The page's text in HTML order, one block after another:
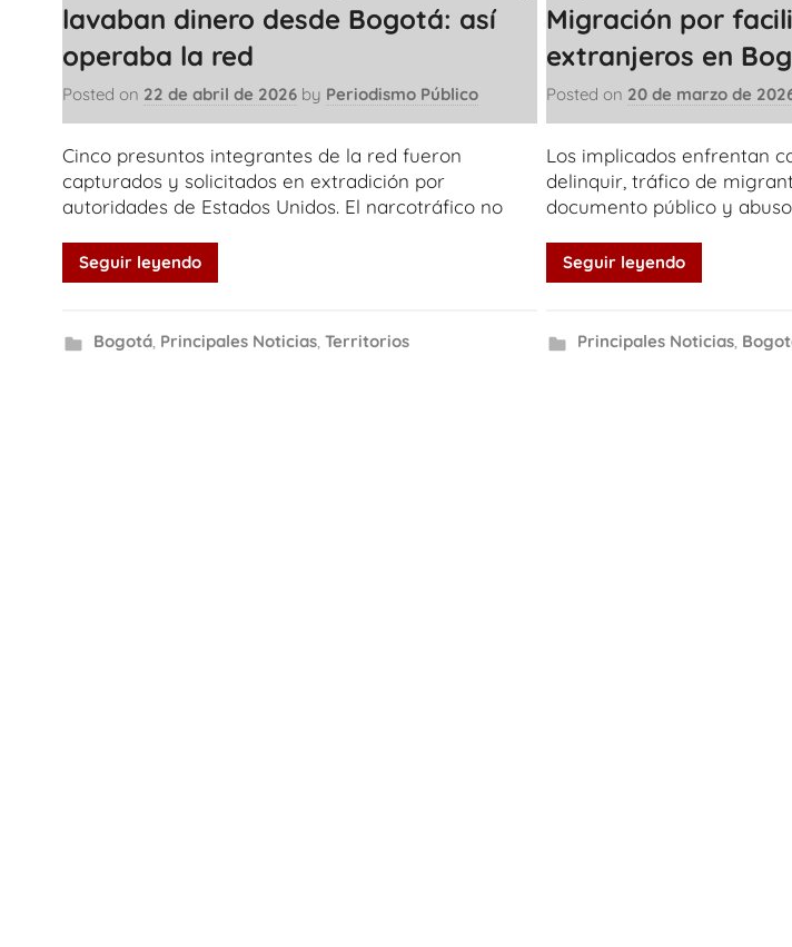
lavaban dinero desde Bogotá: así
operaba la red
Posted on 22 de abril de 2026 by Periodismo Público
Cinco presuntos integrantes de la red fueron
capturados y solicitados en extradición por
autoridades de Estados Unidos. El narcotráfico no
Seguir leyendo
Bogotá, Principales Noticias, Territorios
Migración por
extranjeros en
Posted on 20 de marzo de
Los implicados enfrentan
delinquir, tráfico de
documento público y
Seguir leyendo
Principales Noticias,